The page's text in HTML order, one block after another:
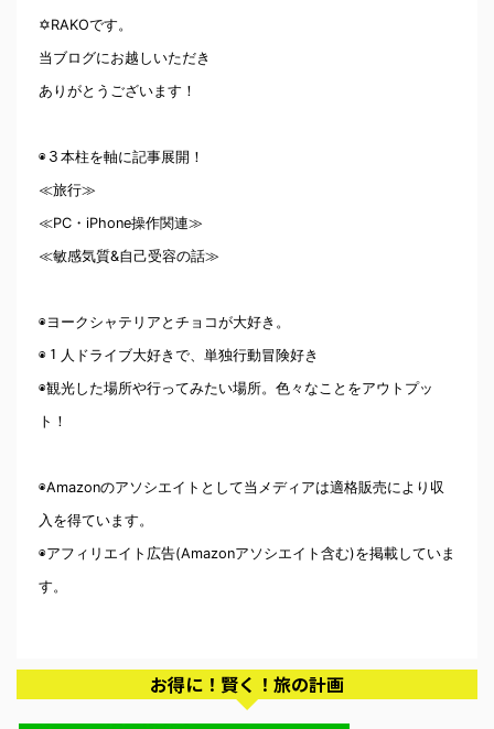
✡RAKOです。
当ブログにお越しいただき
ありがとうございます！
◉３本柱を軸に記事展開！
≪旅行≫
≪PC・iPhone操作関連≫
≪敏感気質&自己受容の話≫
◉ヨークシャテリアとチョコが大好き。
◉１人ドライブ大好きで、単独行動冒険好き
◉観光した場所や行ってみたい場所。色々なことをアウトプッ
ト！
◉Amazonのアソシエイトとして当メディアは適格販売により収
入を得ています。
◉アフィリエイト広告(Amazonアソシエイト含む)を掲載していま
す。
お得に！賢く！旅の計画